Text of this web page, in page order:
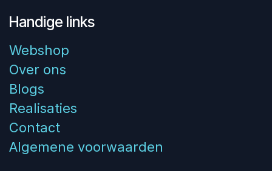
Handige links
Webshop
Over ons
Blogs
Realisaties
Contact
Algemene voorwaarden